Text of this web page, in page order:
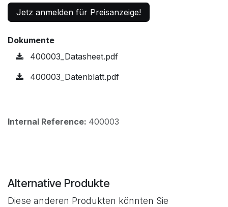
Jetz anmelden für Preisanzeige!
Dokumente
400003_Datasheet.pdf
400003_Datenblatt.pdf
Internal Reference: 400003
Alternative Produkte
Diese anderen Produkten könnten Sie